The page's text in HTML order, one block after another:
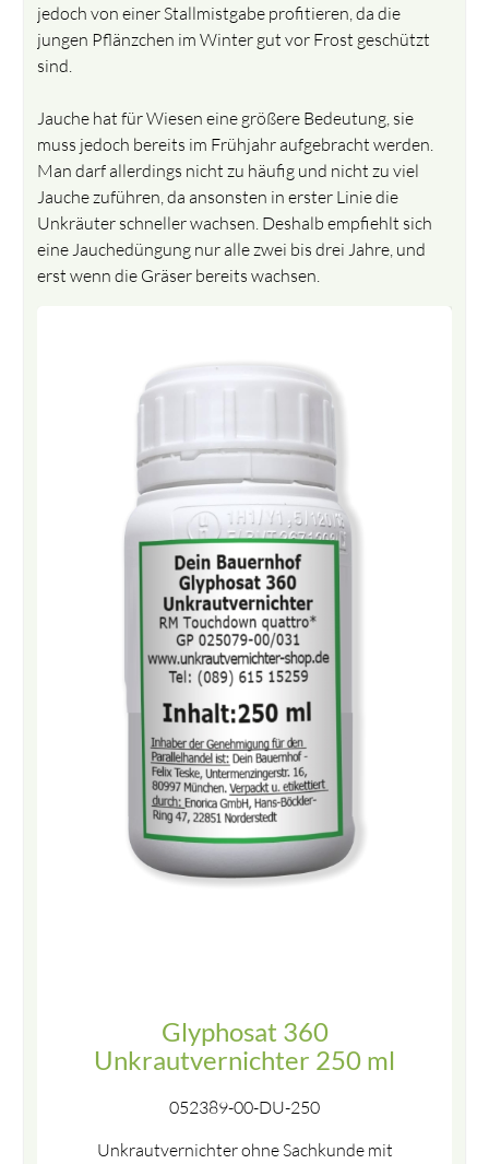
jedoch von einer Stallmistgabe profitieren, da die
jungen Pflänzchen im Winter gut vor Frost geschützt
sind.
Jauche hat für Wiesen eine größere Bedeutung, sie
muss jedoch bereits im Frühjahr aufgebracht werden.
Man darf allerdings nicht zu häufig und nicht zu viel
Jauche zuführen, da ansonsten in erster Linie die
Unkräuter schneller wachsen. Deshalb empfiehlt sich
eine Jauchedüngung nur alle zwei bis drei Jahre, und
erst wenn die Gräser bereits wachsen.
Glyphosat 360
Unkrautvernichter 250 ml
052389-00-DU-250
Unkrautvernichter ohne Sachkunde mit